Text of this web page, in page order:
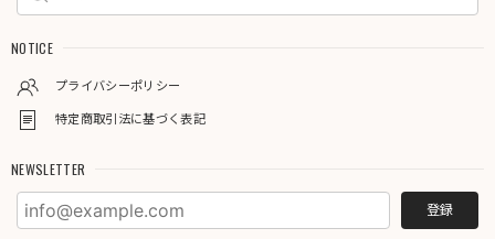
NOTICE
プライバシーポリシー
特定商取引法に基づく表記
NEWSLETTER
登録